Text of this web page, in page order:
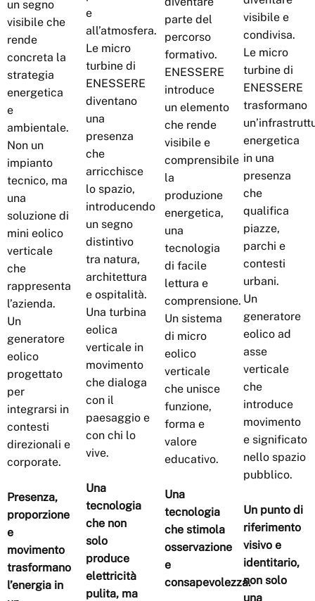
un segno
visibile che
rende
concreta la
strategia
energetica
e
ambientale.
Non un
impianto
tecnico, ma
una
soluzione di
mini eolico
verticale
che
rappresenta
l’azienda.
Un
generatore
eolico
progettato
per
integrarsi in
contesti
direzionali e
corporate.
Presenza,
proporzione
e
movimento
trasformano
l’energia in
e
all’atmosfera.
Le micro
turbine di
ENESSERE
diventano
una
presenza
che
arricchisce
lo spazio,
introducendo
un segno
distintivo
tra natura,
architettura
e ospitalità.
Una turbina
eolica
verticale in
movimento
che dialoga
con il
paesaggio e
con chi lo
vive.
Una
tecnologia
che non
solo
produce
elettricità
pulita, ma
parte del
percorso
formativo.
ENESSERE
introduce
un elemento
che rende
visibile e
comprensibile
la
produzione
energetica,
una
tecnologia
di facile
lettura e
comprensione.
Un sistema
di micro
eolico
verticale
che unisce
funzione,
forma e
valore
educativo.
Una
tecnologia
che stimola
osservazione
e
consapevolezza.
visibile e
condivisa.
Le micro
turbine di
ENESSERE
trasformano
energetica
in una
presenza
che
qualifica
piazze,
parchi e
contesti
urbani.
Un
generatore
eolico ad
asse
verticale
che
introduce
movimento
e significato
nello spazio
pubblico.
Un punto di
riferimento
visivo e
identitario,
non solo
una